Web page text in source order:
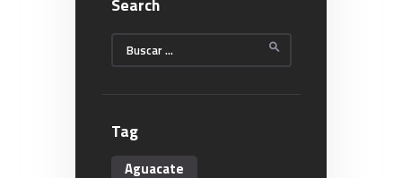
Search
Buscar:
Tag
Aguacate